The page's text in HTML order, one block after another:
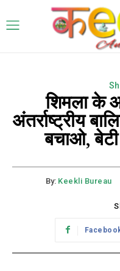
शिमला के
अंतर्राष्ट्रीय
बचाओ,
By: Keekli Bureau